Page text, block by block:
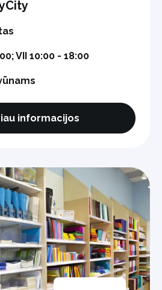
VII 10:00 - 18:00
informacijos